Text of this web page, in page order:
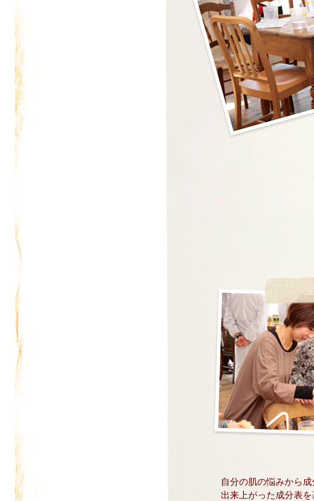
自分の肌の悩みから
出来上がった成分表